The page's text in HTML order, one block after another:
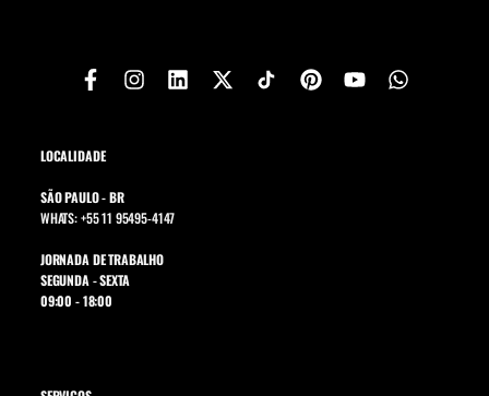
LOCALIDADE
SÃO PAULO - BR
WHATS: +55 11 95495-4147
JORNADA DE TRABALHO
SEGUNDA - SEXTA
09:00 - 18:00